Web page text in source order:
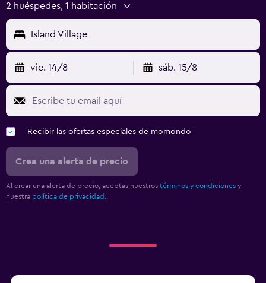
2 huéspedes, 1 habitación
Island Village
vie. 14/8 sáb. 15/8
Recibir las ofertas especiales de momondo
Crea una alerta de precio
Al crear una alerta de precio, aceptas nuestros términos y condiciones y
nuestra política de privacidad.